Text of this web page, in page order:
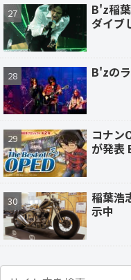
B'z稲
ダイブ
B'zの
コナン
が発表
稲葉浩
示中